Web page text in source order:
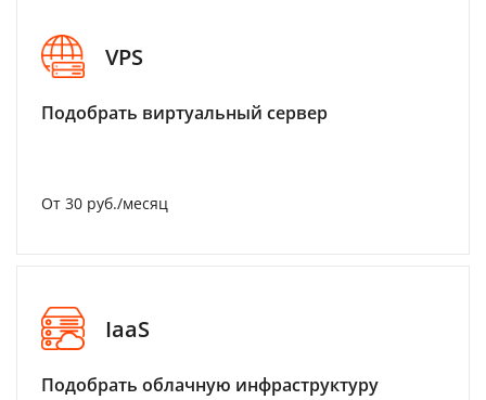
VPS
Подобрать виртуальный сервер
От 30 руб./месяц
IaaS
Подобрать облачную инфраструктуру